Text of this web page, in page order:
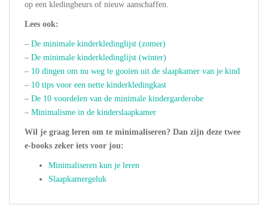
op een kledingbeurs of nieuw aanschaffen.
Lees ook:
– De minimale kinderkledinglijst (zomer)
– De minimale kinderkledinglijst (winter)
– 10 dingen om nu weg te gooien uit de slaapkamer van je kind
– 10 tips voor een nette kinderkledingkast
– De 10 voordelen van de minimale kindergarderobe
– Minimalisme in de kinderslaapkamer
Wil je graag leren om te minimaliseren? Dan zijn deze twee
e-books zeker iets voor jou:
Minimaliseren kun je leren
Slaapkamergeluk